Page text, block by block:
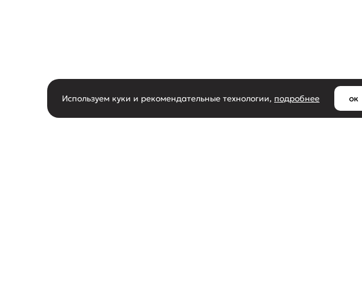
Используем куки и рекомендательные технологии, подробнее ок